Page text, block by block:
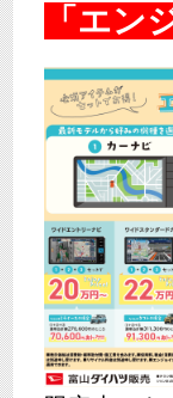
「エン